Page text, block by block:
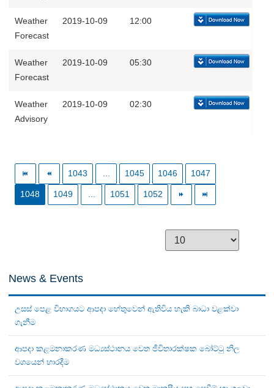
Weather
Forecast
2019-10-09 12:00
Weather
Forecast
2019-10-09 05:30
Weather
Advisory
2019-10-09 02:30
1043 ... 1045 1046 1047
1048 1049 ... 1051 1052
News & Events
උසස් පෙළ විභාගයට ආපදා හේතුවෙන් ඇතිවිය හැකි බාධා වළක්වා
ගැනීම
ආපදා කළමනාකරණ මධ්‍යස්ථානය වෙත ජීවිතාරක්ෂක බෝට්ටු නිල
වශයෙන් භාරදීම